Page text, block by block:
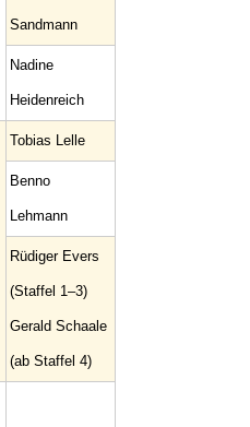
Sandmann
Nadine
Heidenreich
Tobias Lelle
Benno
Lehmann
Rüdiger Evers
(Staffel 1–3)
Gerald Schaale
(ab Staffel 4)